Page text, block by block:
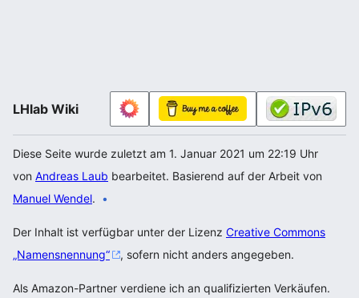
LHlab Wiki
Diese Seite wurde zuletzt am 1. Januar 2021 um 22:19 Uhr
von Andreas Laub bearbeitet. Basierend auf der Arbeit von
Manuel Wendel.
Der Inhalt ist verfügbar unter der Lizenz Creative Commons
„Namensnennung“
, sofern nicht anders angegeben.
Als Amazon-Partner verdiene ich an qualifizierten Verkäufen.